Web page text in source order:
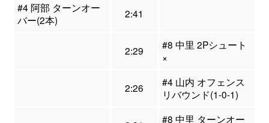
#4 阿部 ターンオー
バー(2本)
2:41
2:29
#8 中里 2Pシュート
×
2:26
#4 山内 オフェンス
リバウンド(1-0-1)
#8 中里 ターンオー